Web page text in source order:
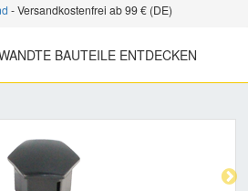
- Versandkostenfrei ab 99 € (DE)
BAUTEILE ENTDECKEN